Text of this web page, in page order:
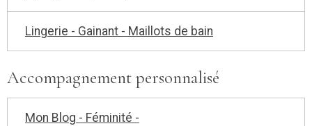
Lingerie - Gainant - Maillots de bain
Accompagnement personnalisé
Mon Blog - Féminité -